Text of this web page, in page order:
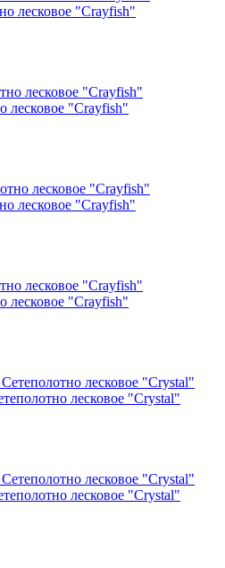
лесковое "Crayfish"
лесковое "Crayfish"
лесковое "Crayfish"
лесковое "Crayfish"
лесковое "Crystal"
лесковое "Crystal"